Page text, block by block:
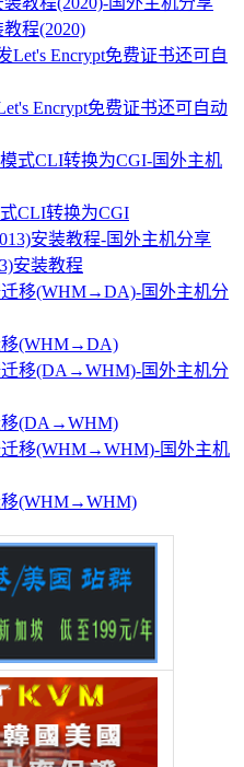
程(2020)
Encrypt免费证书还可自动
CLI转换为CGI
安装教程
移(WHM→DA)
移(DA→WHM)
(WHM→WHM)